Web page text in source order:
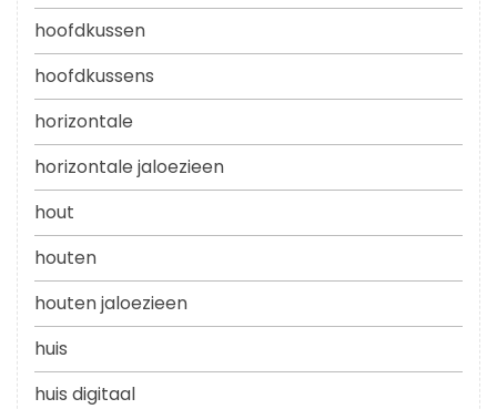
hoofdkussen
hoofdkussens
horizontale
horizontale jaloezieen
hout
houten
houten jaloezieen
huis
huis digitaal